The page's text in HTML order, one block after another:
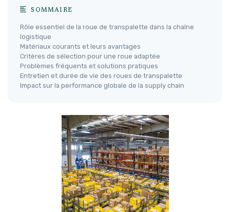
SOMMAIRE
Rôle essentiel de la roue de transpalette dans la chaîne
logistique
Matériaux courants et leurs avantages
Critères de sélection pour une roue adaptée
Problèmes fréquents et solutions pratiques
Entretien et durée de vie des roues de transpalette
Impact sur la performance globale de la supply chain